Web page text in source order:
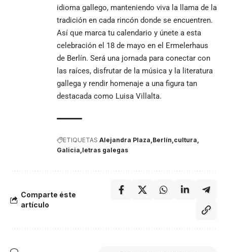
idioma gallego, manteniendo viva la llama de la
tradición en cada rincón donde se encuentren.
Así que marca tu calendario y únete a esta
celebración el 18 de mayo en el Ermelerhaus
de Berlín. Será una jornada para conectar con
las raíces, disfrutar de la música y la literatura
gallega y rendir homenaje a una figura tan
destacada como Luisa Villalta.
ETIQUETAS Alejandra Plaza Berlín cultura
Galicia letras galegas
Comparte éste
artículo